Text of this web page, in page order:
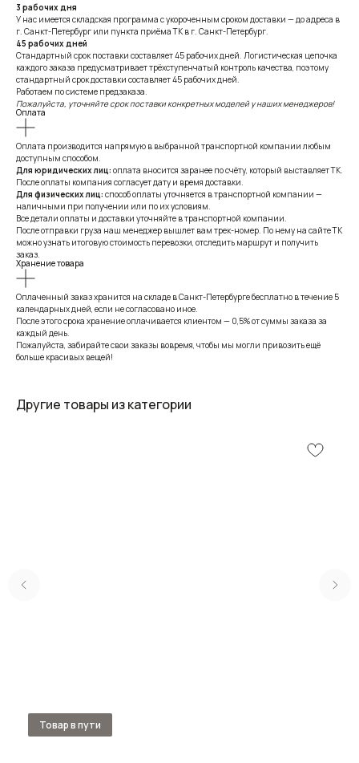
3 рабочих дня
У нас имеется складская программа с укороченным сроком доставки — до адреса в
г. Санкт-Петербург или пункта приёма ТК в г. Санкт-Петербург.
45 рабочих дней
Стандартный срок поставки составляет 45 рабочих дней. Логистическая цепочка
каждого заказа предусматривает трёхступенчатый контроль качества, поэтому
стандартный срок доставки составляет 45 рабочих дней.
Работаем по системе предзаказа.
Пожалуйста, уточняйте срок поставки конкретных моделей у наших менеджеров!
Оплата
Оплата производится напрямую в выбранной транспортной компании любым
доступным способом.
Для юридических лиц: оплата вносится заранее по счёту, который выставляет ТК.
После оплаты компания согласует дату и время доставки.
Для физических лиц: способ оплаты уточняется в транспортной компании —
наличными при получении или по их условиям.
Все детали оплаты и доставки уточняйте в транспортной компании.
После отправки груза наш менеджер вышлет вам трек-номер. По нему на сайте ТК
можно узнать итоговую стоимость перевозки, отследить маршрут и получить
заказ.
Хранение товара
Оплаченный заказ хранится на складе в Санкт-Петербурге бесплатно в течение 5
календарных дней, если не согласовано иное.
После этого срока хранение оплачивается клиентом — 0,5% от суммы заказа за
каждый день.
Пожалуйста, забирайте свои заказы вовремя, чтобы мы могли привозить ещё
больше красивых вещей!
Другие товары из категории